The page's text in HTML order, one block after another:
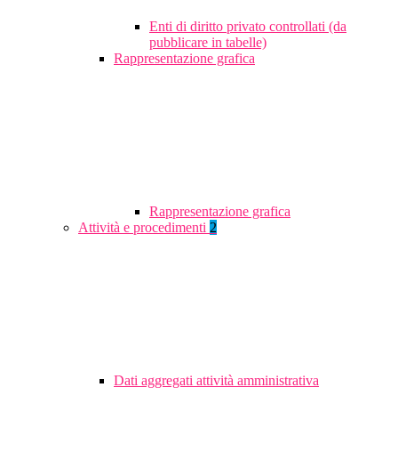
Enti di diritto privato controllati (da
pubblicare in tabelle)
Rappresentazione grafica
Rappresentazione grafica
Attività e procedimenti 2
Dati aggregati attività amministrativa